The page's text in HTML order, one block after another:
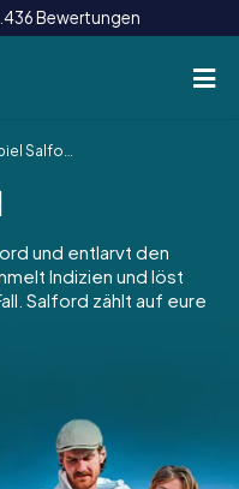
Bewertungen
IE
Salford
und entlarvt den
Indizien und löst
Salford zählt auf eure